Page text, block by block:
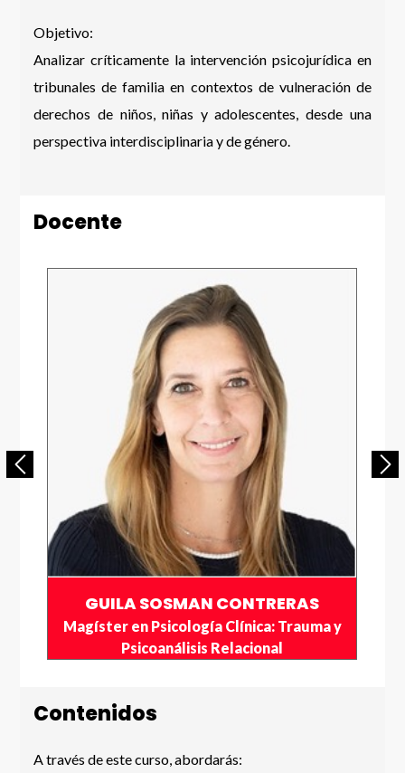
Objetivo:
Analizar críticamente la intervención psicojurídica en
tribunales de familia en contextos de vulneración de
derechos de niños, niñas y adolescentes, desde una
perspectiva interdisciplinaria y de género.
Docente
GUILA SOSMAN CONTRERAS
Magíster en Psicología Clínica: Trauma y
Psicoanálisis Relacional
Contenidos
A través de este curso, abordarás: